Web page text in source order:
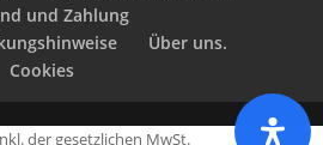
und Zahlung
Über uns.
Cookies
der gesetzlichen MwSt.